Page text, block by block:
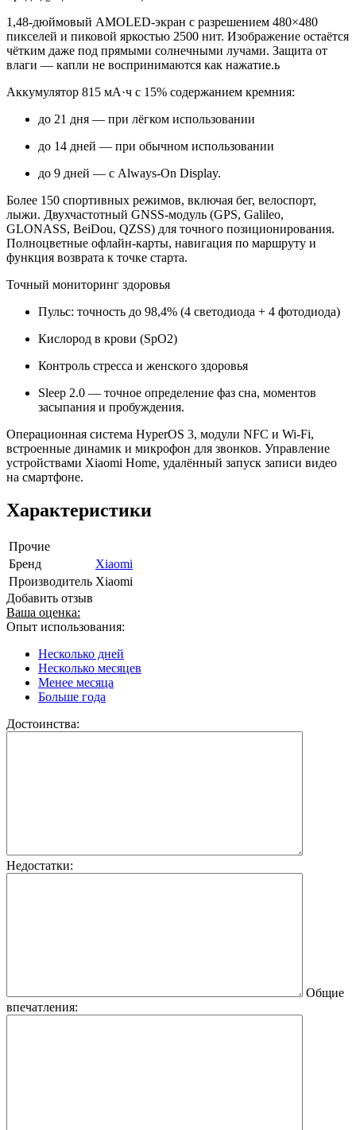
1,48‑дюймовый AMOLED-экран с разрешением 480×480
пикселей и пиковой яркостью 2500 нит. Изображение остаётся
чётким даже под прямыми солнечными лучами. Защита от
влаги — капли не воспринимаются как нажатие.ь
Аккумулятор 815 мА·ч с 15% содержанием кремния:
до 21 дня — при лёгком использовании
до 14 дней — при обычном использовании
до 9 дней — с Always-On Display.
Более 150 спортивных режимов, включая бег, велоспорт,
лыжи. Двухчастотный GNSS-модуль (GPS, Galileo,
GLONASS, BeiDou, QZSS) для точного позиционирования.
Полноцветные офлайн-карты, навигация по маршруту и
функция возврата к точке старта.
Точный мониторинг здоровья
Пульс: точность до 98,4% (4 светодиода + 4 фотодиода)
Кислород в крови (SpO2)
Контроль стресса и женского здоровья
Sleep 2.0 — точное определение фаз сна, моментов
засыпания и пробуждения.
Операционная система HyperOS 3, модули NFC и Wi‑Fi,
встроенные динамик и микрофон для звонков. Управление
устройствами Xiaomi Home, удалённый запуск записи видео
на смартфоне.
Характеристики
Прочие
Бренд
Xiaomi
Производитель Xiaomi
Добавить отзыв
Ваша оценка:
Опыт использования:
Несколько дней
Несколько месяцев
Менее месяца
Больше года
Достоинства:
Недостатки:
Общие
впечатления: